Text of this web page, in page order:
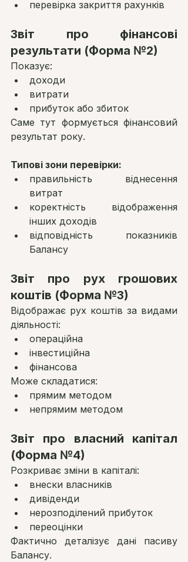
перевірка закриття рахунків
Звіт про фінансові
результати (Форма №2)
Показує:
доходи
витрати
прибуток або збиток
Саме тут формується фінансовий
результат року.
Типові зони перевірки:
правильність віднесення
витрат
коректність відображення
інших доходів
відповідність показників
Балансу
Звіт про рух грошових
коштів (Форма №3)
Відображає рух коштів за видами
діяльності:
операційна
інвестиційна
фінансова
Може складатися:
прямим методом
непрямим методом
Звіт про власний капітал
(Форма №4)
Розкриває зміни в капіталі:
внески власників
дивіденди
нерозподілений прибуток
переоцінки
Фактично деталізує дані пасиву
Балансу.